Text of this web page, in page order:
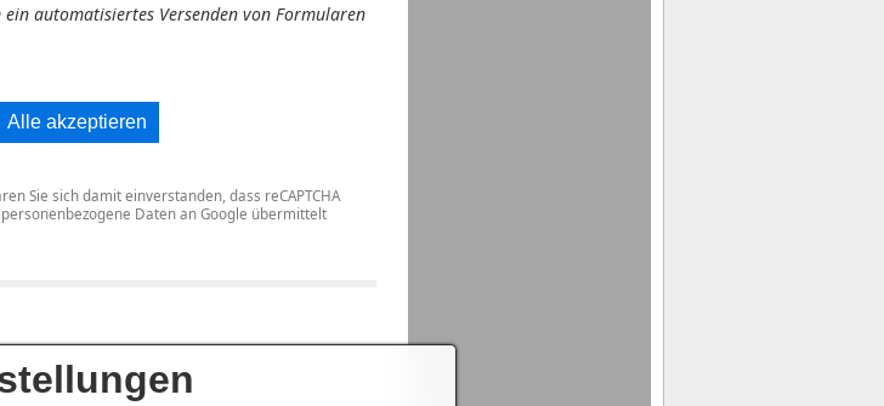
ein automatisiertes Versenden von Formularen
Alle akzeptieren
Sie sich damit einverstanden, dass reCAPTCHA
Daten an Google übermittelt